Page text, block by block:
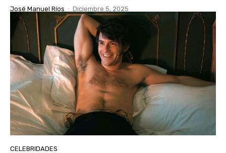
José Manuel Ríos - Diciembre 5, 2025
CELEBRIDADES